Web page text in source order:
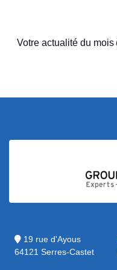
Votre actualité du mois
19 rue d'Ayous
64121 Serres-Castet